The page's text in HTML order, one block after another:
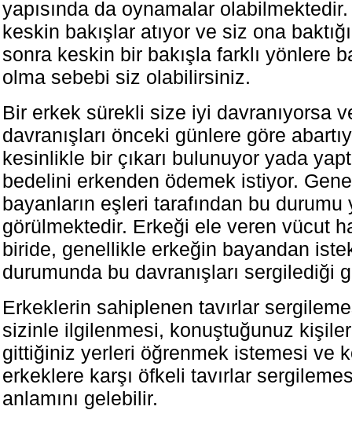
yapısında da oynamalar
keskin bakışlar atıyor ve siz ona
sonra keskin bir bakışla farklı yönlere
olma sebebi siz olabilirsiniz.
Bir erkek sürekli size iyi davranıyorsa
davranışları önceki günlere göre
kesinlikle bir çıkarı bulunuyor yada
bedelini erkenden ödemek istiyor.
bayanların eşleri tarafından bu durumu
görülmektedir. Erkeği ele veren vücut
biride, genellikle erkeğin bayandan
durumunda bu davranışları sergilediği
Erkeklerin sahiplenen tavırlar
sizinle ilgilenmesi, konuştuğunuz
gittiğiniz yerleri öğrenmek istemesi ve
erkeklere karşı öfkeli tavırlar
anlamını gelebilir.